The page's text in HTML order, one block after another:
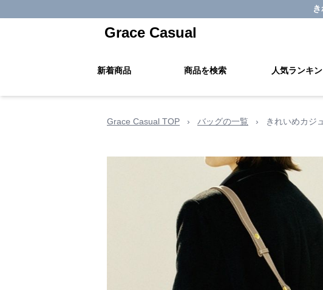
Grace Casual
新着商品 商品を検索 人気ランキ
Grace Casual TOP › バッグの一覧 › きれいめカジ